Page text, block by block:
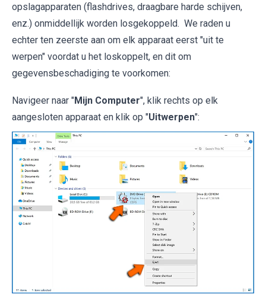
opslagapparaten (flashdrives, draagbare harde schijven,
enz.) onmiddellijk worden losgekoppeld. We raden u
echter ten zeerste aan om elk apparaat eerst "uit te
werpen" voordat u het loskoppelt, en dit om
gegevensbeschadiging te voorkomen:
Navigeer naar "Mijn Computer", klik rechts op elk
aangesloten apparaat en klik op "Uitwerpen":